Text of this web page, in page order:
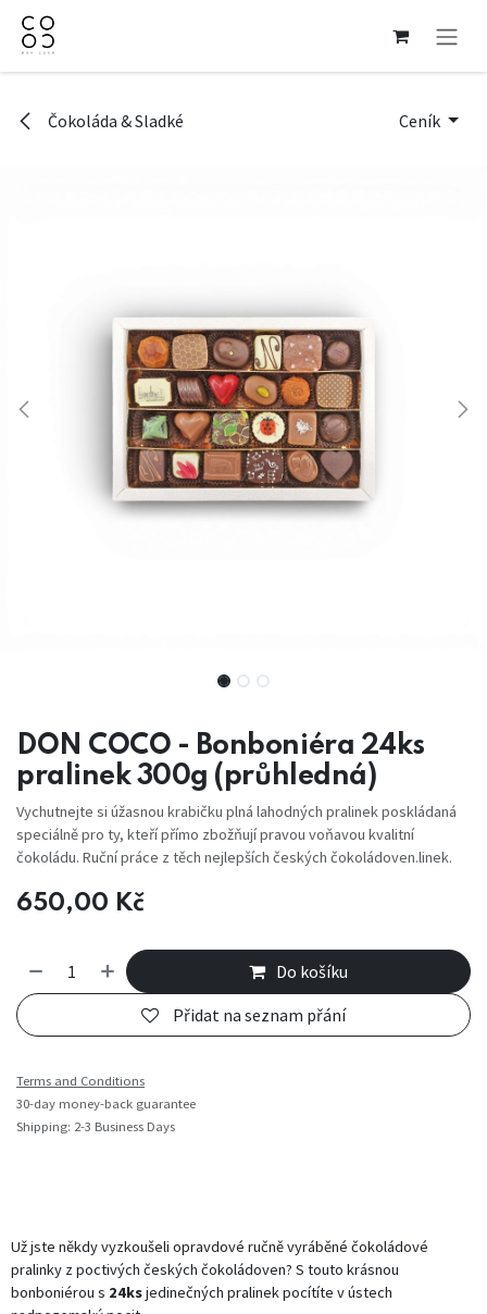
Přejít na obsah
Čokoláda & Sladké Ceník
DON COCO - Bonboniéra 24ks
pralinek 300g (průhledná)
Vychutnejte si úžasnou krabičku plná lahodných pralinek poskládaná
speciálně pro ty, kteří přímo zbožňují pravou voňavou kvalitní
čokoládu. Ruční práce z těch nejlepších českých čokoládoven.linek.
650,00 Kč
Do košíku
Přidat na seznam přání
Terms and Conditions
30-day money-back guarantee
Shipping: 2-3 Business Days
Už jste někdy vyzkoušeli opravdové ručně vyráběné čokoládové
pralinky z poctivých českých čokoládoven? S touto krásnou
bonboniérou s 24ksjedinečných pralinek pocítíte v ústech